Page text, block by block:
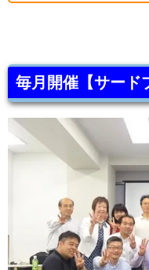
毎月開催【サード